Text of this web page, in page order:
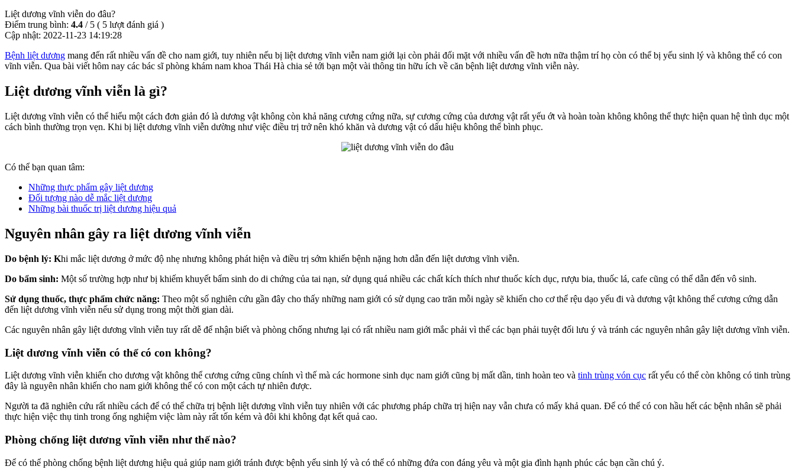
Liệt dương vĩnh viễn do đâu?
Điểm trung bình: 4.4 / 5 ( 5 lượt đánh giá )
Cập nhật: 2022-11-23 14:19:28
Bệnh liệt dương mang đến rất nhiều vấn đề cho nam giới, tuy nhiên nếu bị liệt dương vĩnh viễn nam giới lại còn phải đối mặt với nhiều vấn đề hơn nữa thậm trí họ còn có thể bị yếu sinh lý và không thể có con
vĩnh viễn. Qua bài viết hôm nay các bác sĩ phòng khám nam khoa Thái Hà chia sẻ tới bạn một vài thông tin hữu ích về căn bệnh liệt dương vĩnh viễn này.
Liệt dương vĩnh viễn là gì?
Liệt dương vĩnh viễn có thể hiểu một cách đơn giản đó là dương vật không còn khả năng cương cứng nữa, sự cương cứng của dương vật rất yếu ớt và hoàn toàn không không thể thực hiện quan hệ tình dục một
cách bình thường trọn vẹn. Khi bị liệt dương vĩnh viễn dường như việc điều trị trở nên khó khăn và dương vật có dấu hiệu không thể bình phục.
Có thể bạn quan tâm:
Những thực phẩm gây liệt dương
Đối tượng nào dễ mắc liệt dương
Những bài thuốc trị liệt dương hiệu quả
Nguyên nhân gây ra liệt dương vĩnh viễn
Do bệnh lý: Khi mắc liệt dương ở mức độ nhẹ nhưng không phát hiện và điều trị sớm khiến bệnh nặng hơn dẫn đến liệt dương vĩnh viễn.
Do bẩm sinh: Một số trường hợp như bị khiếm khuyết bẩm sinh do di chứng của tai nạn, sử dụng quá nhiều các chất kích thích như thuốc kích dục, rượu bia, thuốc lá, cafe cũng có thể dẫn đến vô sinh.
Sử dụng thuốc, thực phẩm chức năng: Theo một số nghiên cứu gần đây cho thấy những nam giới có sử dụng cao trăn mỗi ngày sẽ khiến cho cơ thể rệu dạo yếu đi và dương vật không thể cương cứng dẫn
đến liệt dương vĩnh viễn nếu sử dụng trong một thời gian dài.
Các nguyên nhân gây liệt dương vĩnh viễn tuy rất dễ để nhận biết và phòng chống nhưng lại có rất nhiều nam giới mắc phải vì thế các bạn phải tuyệt đối lưu ý và tránh các nguyên nhân gây liệt dương vĩnh viễn.
Liệt dương vĩnh viễn có thể có con không?
Liệt dương vĩnh viễn khiến cho dương vật không thể cương cứng cũng chính vì thế mà các hormone sinh dục nam giới cũng bị mất dần, tinh hoàn teo và tinh trùng vón cục rất yếu có thể còn không có tinh trùng
đây là nguyên nhân khiến cho nam giới không thể có con một cách tự nhiên được.
Người ta đã nghiên cứu rất nhiều cách để có thể chữa trị bệnh liệt dương vĩnh viễn tuy nhiên với các phương pháp chữa trị hiện nay vẫn chưa có mấy khả quan. Để có thể có con hầu hết các bệnh nhân sẽ phải
thực hiện việc thụ tinh trong ống nghiệm việc làm này rất tốn kém và đôi khi không đạt kết quả cao.
Phòng chống liệt dương vĩnh viễn như thế nào?
Để có thể phòng chống bệnh liệt dương hiệu quả giúp nam giới tránh được bệnh yếu sinh lý và có thể có những đứa con đáng yêu và một gia đình hạnh phúc các bạn cần chú ý.